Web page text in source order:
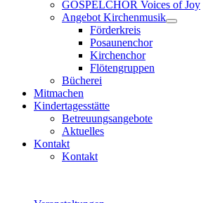
GOSPELCHOR Voices of Joy
Angebot Kirchenmusik
Förderkreis
Posaunenchor
Kirchenchor
Flötengruppen
Bücherei
Mitmachen
Kindertagesstätte
Betreuungsangebote
Aktuelles
Kontakt
Kontakt